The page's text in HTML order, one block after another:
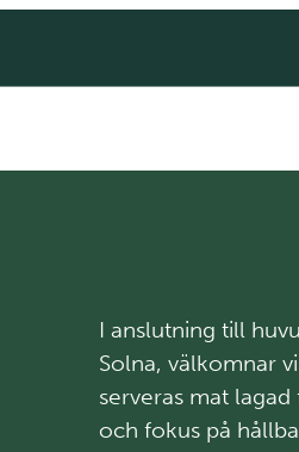
I anslutning till
Solna, välkomnar
serveras mat
och fokus på